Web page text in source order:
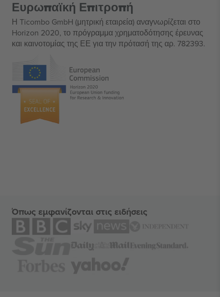
Ευρωπαϊκή Επιτροπή
Η Ticombo GmbH (μητρική εταιρεία) αναγνωρίζεται στο
Horizon 2020, το πρόγραμμα χρηματοδότησης έρευνας
και καινοτομίας της ΕΕ για την πρότασή της αρ. 782393.
Όπως εμφανίζονται στις ειδήσεις